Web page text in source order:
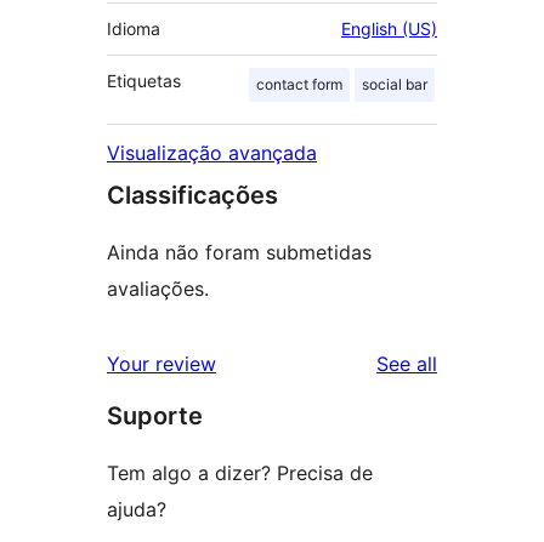
Idioma English (US)
Etiquetas contact form social bar
Visualização avançada
Classificações
Ainda não foram submetidas
avaliações.
Your review See all
Suporte
Tem algo a dizer? Precisa de
ajuda?